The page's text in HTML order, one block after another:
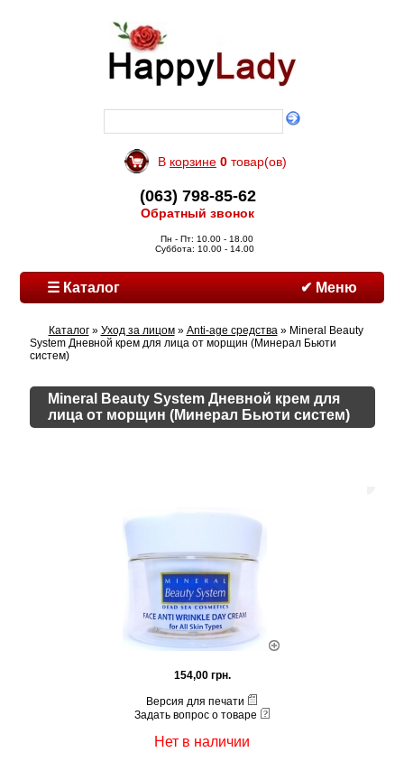
В корзине 0 товар(ов)
(063) 798-85-62
Обратный звонок
Пн - Пт: 10.00 - 18.00
Суббота: 10.00 - 14.00
☰ Каталог ✔ Меню
Каталог» Уход за лицом» Anti-age средства» Mineral Beauty
System Дневной крем для лица от морщин (Минерал Бьюти
систем)
Mineral Beauty System Дневной крем для
лица от морщин (Минерал Бьюти систем)
154,00 грн.
Версия для печати
Задать вопрос о товаре
Нет в наличии